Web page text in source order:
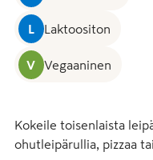
L Laktoositon
V Vegaaninen
Kokeile toisenlaista
ohutleipärullia, pizzaa